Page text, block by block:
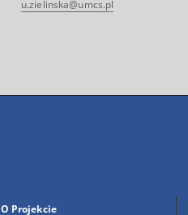
u.zielinska@umcs.pl
O Projekcie